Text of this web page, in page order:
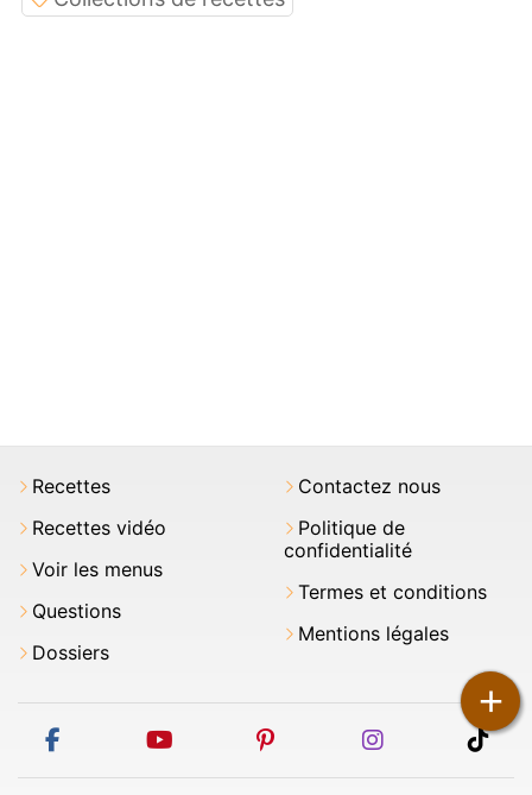
+
Recettes
Recettes vidéo
Voir les menus
Questions
Dossiers
Contactez nous
Politique de
confidentialité
Termes et conditions
Mentions légales
facebook youtube pinterest instagram